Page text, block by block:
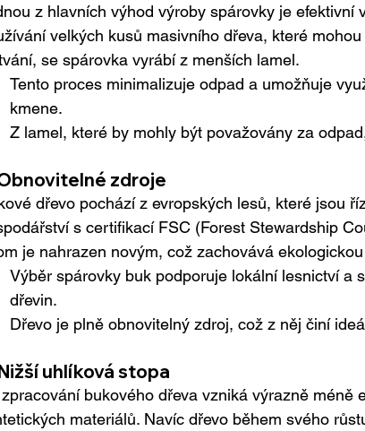
z hlavních výhod výroby spárovky je efektivní
velkých kusů masivního dřeva, které
se spárovka vyrábí z menších lamel.
Tento proces minimalizuje odpad a umožňuje
kmene.
Z lamel, které by mohly být považovány za
zdroje
dřevo pochází z evropských lesů, které jsou
s certifikací FSC (Forest Stewardship
je nahrazen novým, což zachovává
Výběr spárovky buk podporuje lokální lesnictví a
dřevin.
Dřevo je plně obnovitelný zdroj, což z něj činí
uhlíková stopa
bukového dřeva vzniká výrazně méně
materiálů. Navíc dřevo během svého